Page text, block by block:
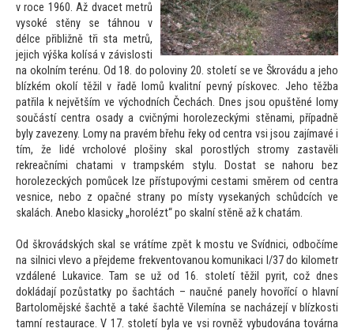
v roce 1960. Až dvacet metrů
vysoké stěny se táhnou v
délce přibližně tři sta metrů,
jejich výška kolísá v závislosti
na okolním terénu. Od 18. do poloviny 20. století se ve Škrovádu a jeho
blízkém okolí těžil v řadě lomů kvalitní pevný pískovec. Jeho těžba
patřila k největším ve východních Čechách. Dnes jsou opuštěné lomy
součástí centra osady a cvičnými horolezeckými stěnami, případně
byly zavezeny. Lomy na pravém břehu řeky od centra vsi jsou zajímavé i
tím, že lidé vrcholové plošiny skal porostlých stromy zastavěli
rekreačními chatami v trampském stylu. Dostat se nahoru bez
horolezeckých pomůcek lze přístupovými cestami směrem od centra
vesnice, nebo z opačné strany po místy vysekaných schůdcích ve
skalách. Anebo klasicky „horolézt“ po skalní stěně až k chatám.
Od škrovádských skal se vrátíme zpět k mostu ve Svídnici, odbočíme
na silnici vlevo a přejdeme frekventovanou komunikaci I/37 do kilometr
vzdálené Lukavice. Tam se už od 16. století těžil pyrit, což dnes
dokládají pozůstatky po šachtách – naučné panely hovořící o hlavní
Bartolomějské šachtě a také šachtě Vilemína se nacházejí v blízkosti
tamní restaurace. V 17. století byla ve vsi rovněž vybudována továrna